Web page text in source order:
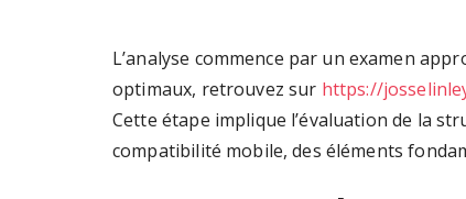
L’analyse commence par un examen
optimaux, retrouvez sur https://
Cette étape implique l’évaluation de la
compatibilité mobile, des éléments